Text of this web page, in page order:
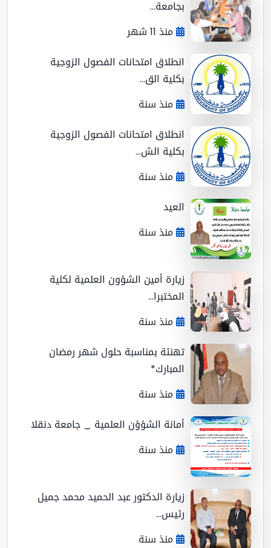
بجامعة...
منذ 11 شهر
انطلاق امتحانات الفصول الزوجية
بكلية الق...
منذ سنة
انطلاق امتحانات الفصول الزوجية
بكلية الش...
منذ سنة
العيد
منذ سنة
زيارة أمين الشؤون العلمية لكلية
المختبرا...
منذ سنة
تهنئة بمناسبة حلول شهر رمضان
المبارك*
منذ سنة
أمانة الشؤؤن العلمية _ جامعة دنقلا
منذ سنة
زيارة الدكتور عبد الحميد محمد جميل
رئيس...
منذ سنة